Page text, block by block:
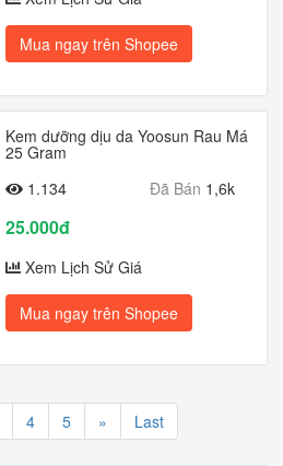
Mua ngay trên Shopee
Kem dưỡng dịu da Yoosun Rau Má
25 Gram
1.134
Đã Bán 1,6k
25.000đ
Xem Lịch Sử Giá
Mua ngay trên Shopee
4 5 » Last